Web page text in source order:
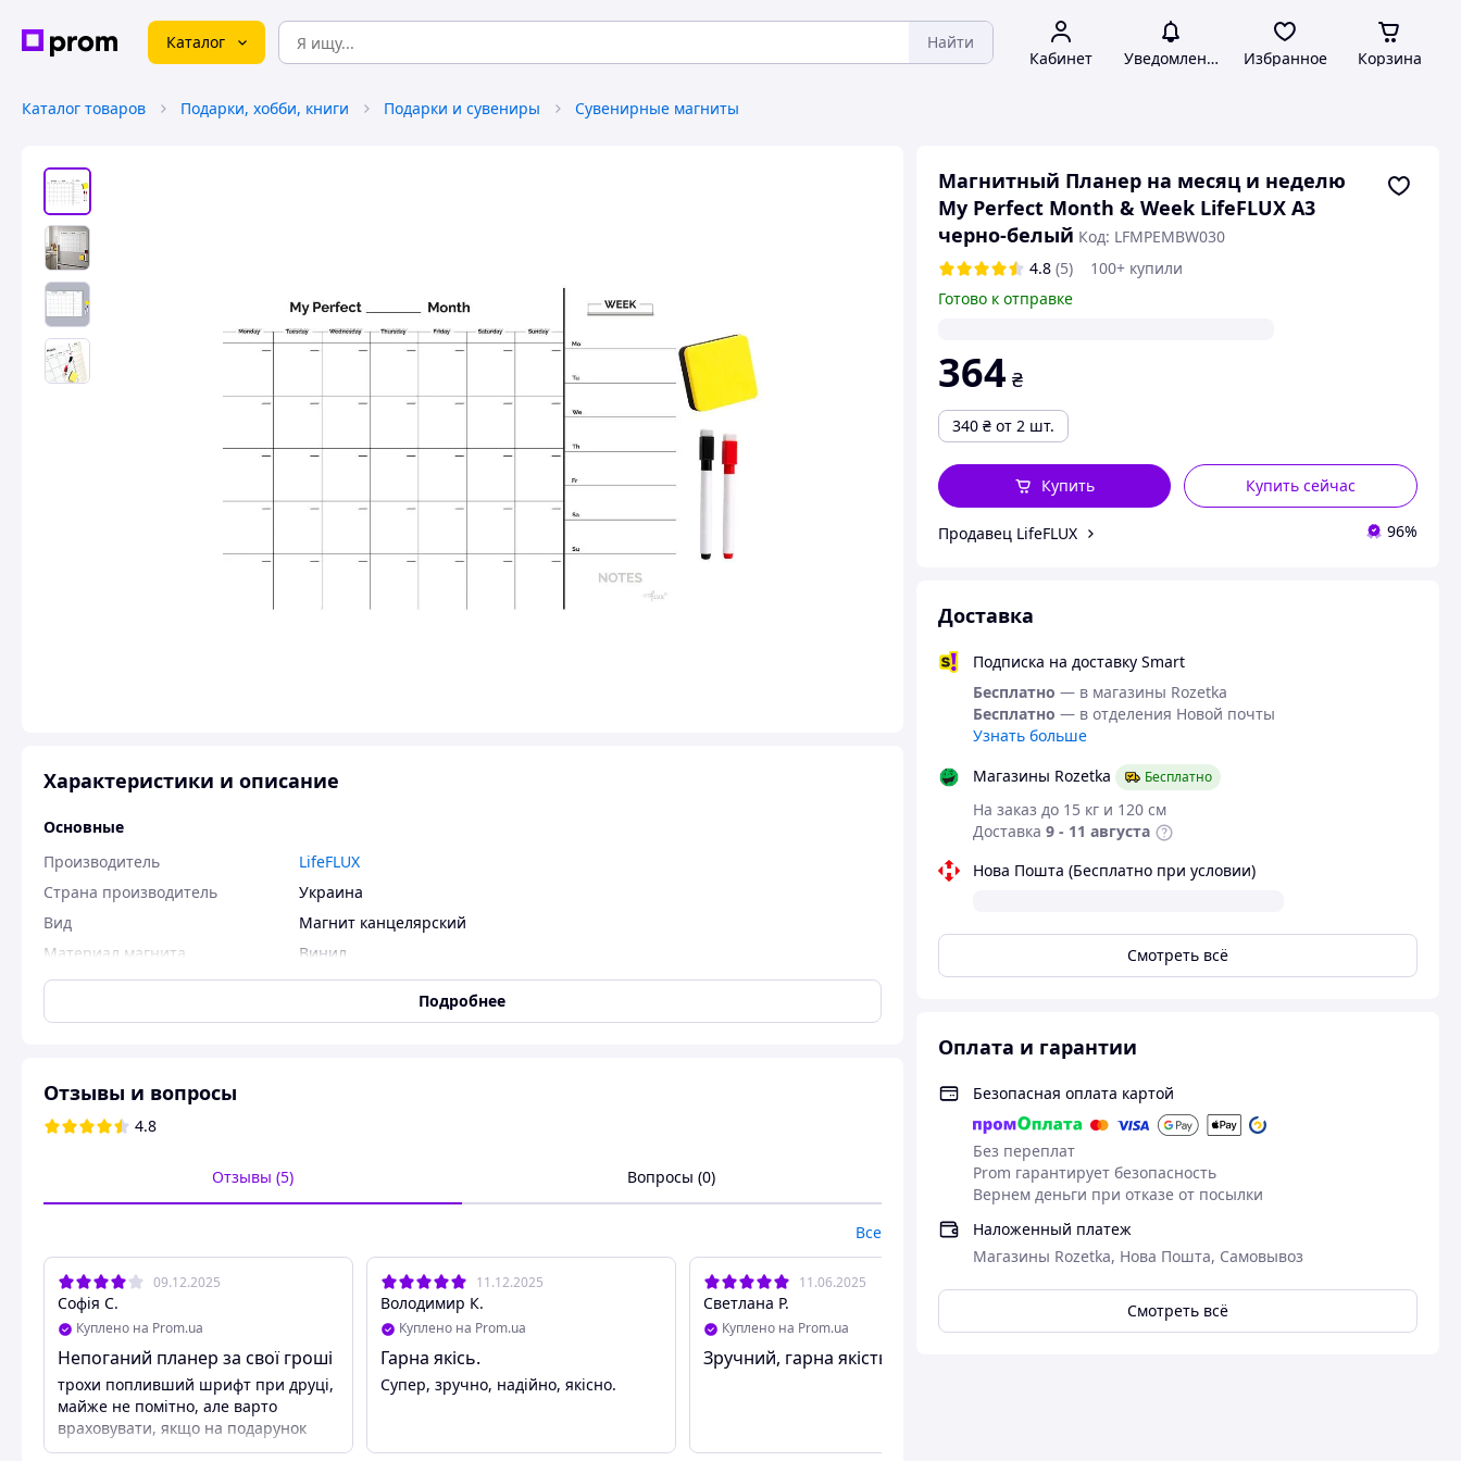
Каталог Найти
Кабинет Уведомления Избранное Корзина
Каталог товаров Подарки, хобби, книги Подарки и сувениры Сувенирные магниты
Магнитный Планер на месяц и неделю
My Perfect Month & Week LifeFLUX А3
черно-белый Код: LFMPEMBW030
4.8 (5)
100+ купили
Готово к отправке
364 ₴
340 ₴ от 2 шт.
Купить сейчас
Купить
Продавец LifeFLUX 96%
Доставка
Подписка на доставку Smart
Бесплатно — в магазины Rozetka
Бесплатно — в отделения Новой почты
Узнать больше
Магазины Rozetka
Бесплатно
На заказ до 15 кг и 120 см
Доставка 9 - 11 августа
Нова Пошта (Бесплатно при условии)
Смотреть всё
Оплата и гарантии
Безопасная оплата картой
Без переплат
Prom гарантирует безопасность
Вернем деньги при отказе от посылки
Наложенный платеж
Магазины Rozetka, Нова Пошта, Самовывоз
Смотреть всё
Характеристики и описание
Основные
Производитель
LifeFLUX
Страна производитель
Украина
Вид
Магнит канцелярский
Материал магнита
Винил
Состояние
Новое
Тематика декора, рисунка
Геометрические узоры, клетка, полоска
Размеры
Длина
Цвет
Белый
Вес
Тип
Магнитный планер
Английский
Категория
Цвет бумажного блока
Чёрно-белый
Подробнее
Отзывы и вопросы
4.8
Отзывы (5) Вопросы (0)
Все
09.12.2025
Софія С.
Куплено на Prom.ua
Непоганий планер за свої гроші
трохи попливший шрифт при друці,
майже не помітно, але варто
враховувати, якщо на подарунок
11.12.2025
Володимир К.
Куплено на Prom.ua
Гарна якісь.
Супер, зручно, надійно, якісно.
11.06.2025
Светлана Р.
Куплено на Prom.ua
Зручний, гарна якість!
Куплено на Prom.ua Куплено на